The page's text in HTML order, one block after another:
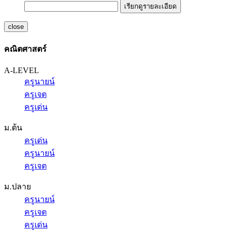
เรียกดูรายละเอียด
close
คณิตศาสตร์
A-LEVEL
ครูนายน์
ครูเจต
ครูเด่น
ม.ต้น
ครูเด่น
ครูนายน์
ครูเจต
ม.ปลาย
ครูนายน์
ครูเจต
ครูเด่น